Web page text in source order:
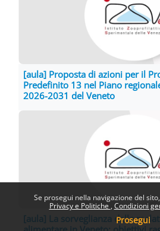
Se prosegui nella navigazione del
Privacy e Politiche Condizioni
Prosegui
[aula] Proposta di azioni per il
Predefinito 13 nel Piano
2026-2031 del Veneto
[aula] La sorveglianza delle